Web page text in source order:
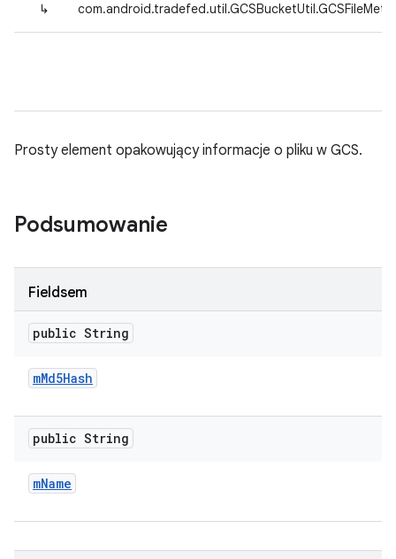
↳
Prosty element opakowujący informacje o pliku w GCS.
Podsumowanie
Fieldsem
public String
mMd5Hash
public String
mName